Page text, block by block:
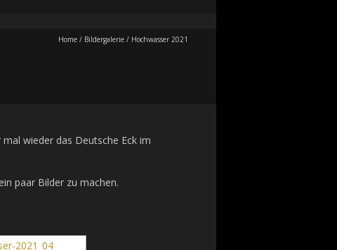
Home / Bildergalerie / Hochwasser 2021
wieder das Deutsche Eck im
paar Bilder zu machen.